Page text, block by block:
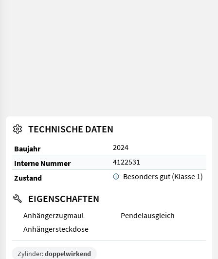
TECHNISCHE DATEN
Baujahr
2024
Interne Nummer
4122531
Zustand
Besonders gut (Klasse 1)
EIGENSCHAFTEN
Anhängerzugmaul
Pendelausgleich
Anhängersteckdose
Zylinder:doppelwirkend